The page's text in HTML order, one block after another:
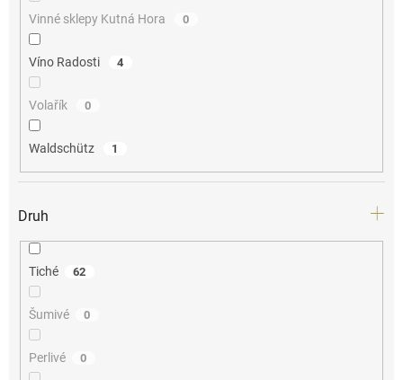
Vinné sklepy Kutná Hora 0
Víno Radosti 4
Volařík 0
Waldschütz 1
Druh
Tiché 62
Šumivé 0
Perlivé 0